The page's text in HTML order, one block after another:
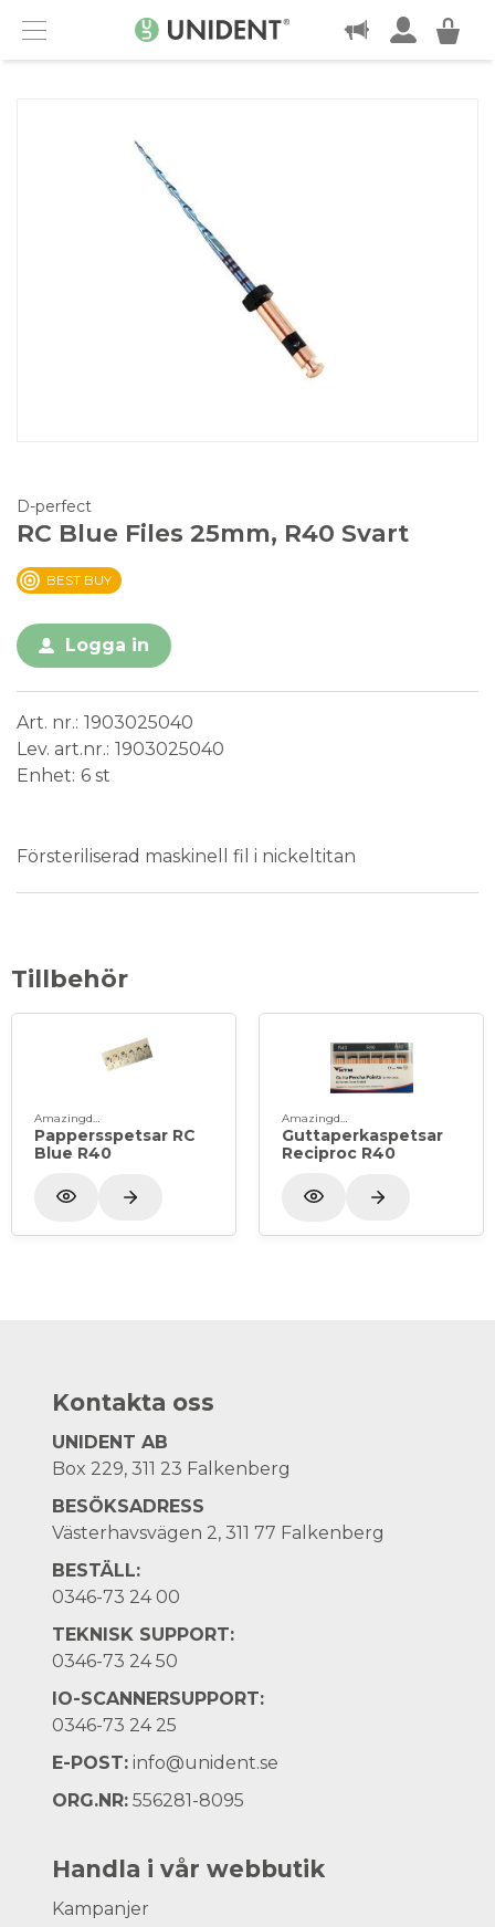
Menu
KONTAKT
D-perfect
RC Blue Files 25mm, R40 Svart
BEST BUY
Logga in
Art. nr. 1903025040
Lev. art.nr. 1903025040
Enhet 6 st
Försteriliserad maskinell fil i nickeltitan
Tillbehör
Pappersspetsar RC
Blue R40
Guttaperkaspetsar
Reciproc R40
Kontakta oss
UNIDENT AB
Box 229, 311 23 Falkenberg
BESÖKSADRESS
Västerhavsvägen 2, 311 77 Falkenberg
BESTÄLL:
0346-73 24 00
TEKNISK SUPPORT:
0346-73 24 50
IO-SCANNERSUPPORT:
0346-73 24 25
E-POST: info@unident.se
ORG.NR: 556281-8095
Handla i vår webbutik
Kampanjer